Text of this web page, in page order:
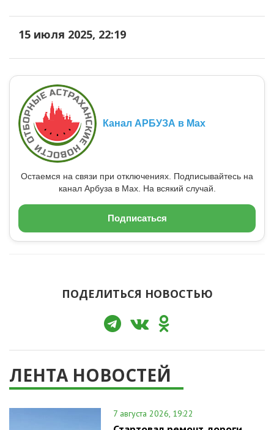
15 июля 2025, 22:19
Канал АРБУЗА в Max
Остаемся на связи при отключениях. Подписывайтесь на
канал Арбуза в Max. На всякий случай.
Подписаться
ПОДЕЛИТЬСЯ НОВОСТЬЮ
ЛЕНТА НОВОСТЕЙ
7 августа 2026, 19:22